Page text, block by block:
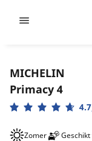
MICHELIN
Primacy 4
Zomer Geschikt